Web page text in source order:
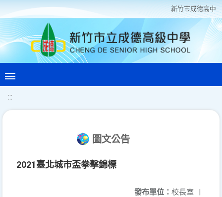
新竹巿成德高中
:::
圖文公告
2021臺北城市盃拳擊錦標
發布單位： 校長室 |